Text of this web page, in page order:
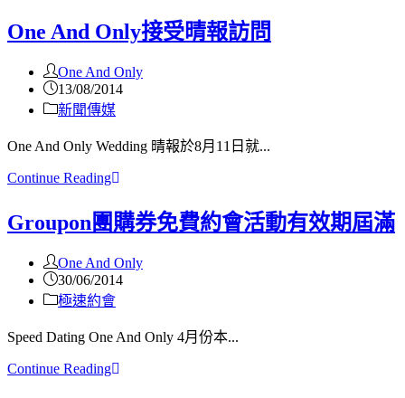
One And Only接受晴報訪問
One And Only
13/08/2014
新聞傳媒
One And Only Wedding 晴報於8月11日就...
Continue Reading
Groupon團購券免費約會活動有效期屆滿
One And Only
30/06/2014
極速約會
Speed Dating One And Only 4月份本...
Continue Reading